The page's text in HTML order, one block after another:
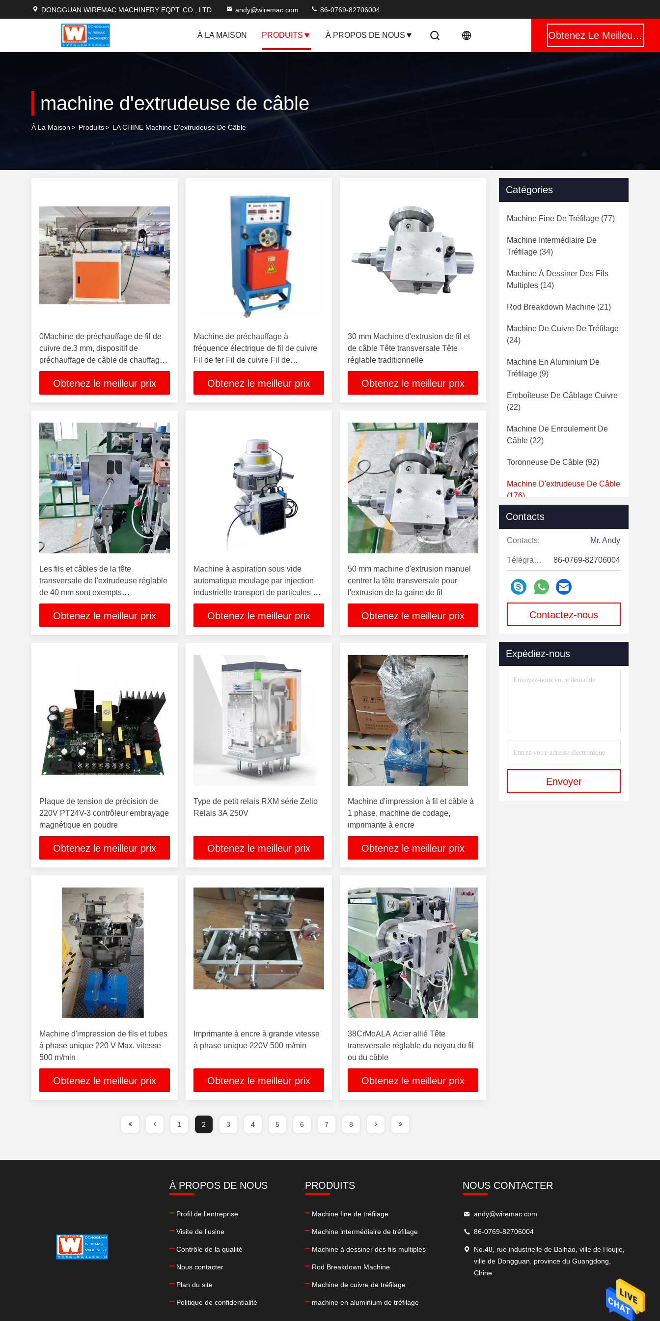
DONGGUAN WIREMAC MACHINERY EQPT. CO., LTD. andy@wiremac.com 86-0769-82706004
À LA MAISON PRODUITS À PROPOS DE NOUS Obtenez Le Meilleur Prix
machine d'extrudeuse de câble
À La Maison> Produits> LA CHINE Machine D'extrudeuse De Câble
0Machine de préchauffage de fil de
cuivre de.3 mm, dispositif de
préchauffage de câble de chauffage
à température constante
Obtenez le meilleur prix
Machine de préchauffage à
fréquence électrique de fil de cuivre
Fil de fer Fil de cuivre Fil de
conducteur Chauffeur à induction
Obtenez le meilleur prix
30 mm Machine d'extrusion de fil et
de câble Tête transversale Tête
réglable traditionnelle
Obtenez le meilleur prix
Les fils et câbles de la tête
transversale de l'extrudeuse réglable
de 40 mm sont exempts
d'interférences avec les machines
d'extrudeuse
Obtenez le meilleur prix
Machine à aspiration sous vide
automatique moulage par injection
industrielle transport de particules de
matières premières alimentateur à
forte aspiration
Obtenez le meilleur prix
50 mm machine d'extrusion manuel
centrer la tête transversale pour
l'extrusion de la gaine de fil
Obtenez le meilleur prix
Plaque de tension de précision de
220V PT24V-3 contrôleur embrayage
magnétique en poudre
Obtenez le meilleur prix
Type de petit relais RXM série Zelio
Relais 3A 250V
Obtenez le meilleur prix
Machine d'impression à fil et câble à
1 phase, machine de codage,
imprimante à encre
Obtenez le meilleur prix
Machine d'impression de fils et tubes
à phase unique 220 V Max. vitesse
500 m/min
Obtenez le meilleur prix
Imprimante à encre à grande vitesse
à phase unique 220V 500 m/min
Obtenez le meilleur prix
38CrMoALA Acier allié Tête
transversale réglable du noyau du fil
ou du câble
Obtenez le meilleur prix
Catégories
Machine Fine De Tréfilage (77)
Machine Intermédiaire De
Tréfilage (34)
Machine À Dessiner Des Fils
Multiples (14)
Rod Breakdown Machine (21)
Machine De Cuivre De Tréfilage
(24)
Machine En Aluminium De
Tréfilage (9)
Emboîteuse De Câblage Cuivre
(22)
Machine De Enroulement De
Câble (22)
Toronneuse De Câble (92)
Machine D'extrudeuse De Câble
(176)
Le Tréfilage Meurt
Bobine De Bobine De Fil(16)
Pièces De Rechange De
Machine De Tréfilage(6)
Rod Casting Machine De Cuivre
(11)
Contacts
Contacts: Mr. Andy
Télégramme: 86-0769-82706004
Contactez-nous
Expédiez-nous
Envoyer
1 2 3 4 5 6 7 8
À PROPOS DE NOUS
Profil de l'entreprise
Visite de l'usine
Contrôle de la qualité
Nous contacter
Plan du site
Politique de confidentialité
PRODUITS
Machine fine de tréfilage
Machine intermédiaire de tréfilage
Machine à dessiner des fils multiples
Rod Breakdown Machine
Machine de cuivre de tréfilage
machine en aluminium de tréfilage
NOUS CONTACTER
andy@wiremac.com
86-0769-82706004
No.48, rue industrielle de Baihao, ville de Houjie,
ville de Dongguan, province du Guangdong,
Chine